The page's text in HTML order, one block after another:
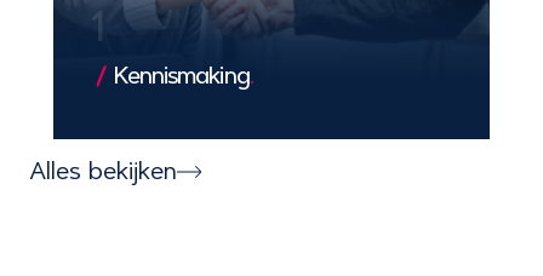
1
Kennismaking.
een exclusieve en succesvolle
Alles bekijken